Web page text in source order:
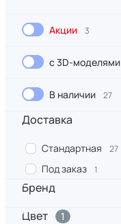
Акции 3
с 3D-моделями
В наличии 27
Доставка
Стандартная 27
Под заказ 1
Бренд
Цвет
1